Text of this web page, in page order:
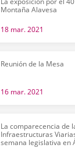
Montaña Alavesa
18 mar. 2021
Reunión de la Mesa
16 mar. 2021
La comparecencia de
Infraestructuras
semana legislativa en